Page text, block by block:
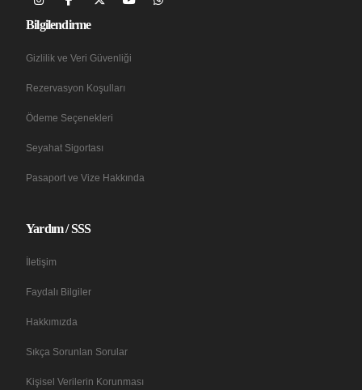
Bilgilendirme
Gizlilik ve Veri Güvenliği
Rezervasyon Koşulları
Ödeme Seçenekleri
Seyahat Sigortası
Pasaport ve Vize Hakkında
Yardım / SSS
İletişim
Faydalı Bilgiler
Hakkımızda
Sıkça Sorunlan Sorular
Kişisel Verilerin Korunması